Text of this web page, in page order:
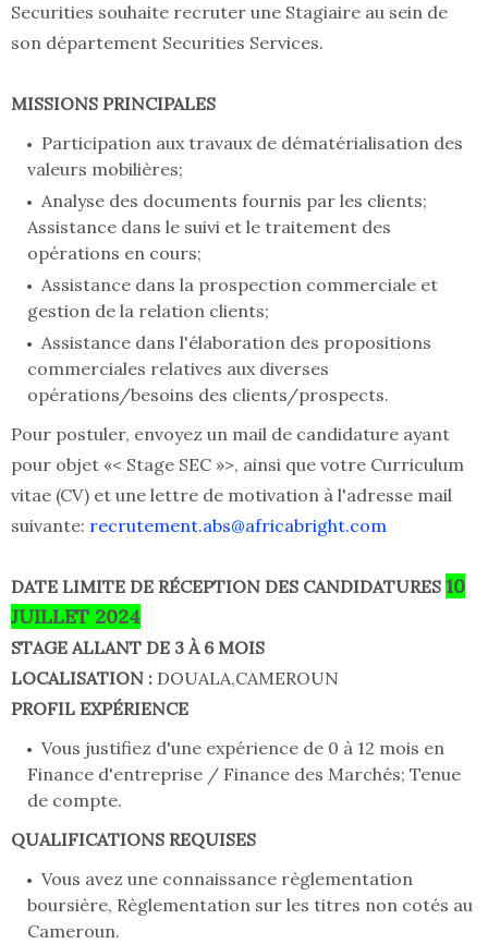
Securities souhaite recruter une Stagiaire au sein de
son département Securities Services.
MISSIONS PRINCIPALES
Participation aux travaux de dématérialisation des
valeurs mobilières;
Analyse des documents fournis par les clients;
Assistance dans le suivi et le traitement des
opérations en cours;
Assistance dans la prospection commerciale et
gestion de la relation clients;
Assistance dans l'élaboration des propositions
commerciales relatives aux diverses
opérations/besoins des clients/prospects.
Pour postuler, envoyez un mail de candidature ayant
pour objet «< Stage SEC »>, ainsi que votre Curriculum
vitae (CV) et une lettre de motivation à l'adresse mail
suivante: recrutement.abs@africabright.com
DATE LIMITE DE RÉCEPTION DES CANDIDATURES 10
JUILLET 2024
STAGE ALLANT DE 3 À 6 MOIS
LOCALISATION : DOUALA,CAMEROUN
PROFIL EXPÉRIENCE
Vous justifiez d'une expérience de 0 à 12 mois en
Finance d'entreprise / Finance des Marchés; Tenue
de compte.
QUALIFICATIONS REQUISES
Vous avez une connaissance règlementation
boursière, Règlementation sur les titres non cotés au
Cameroun.